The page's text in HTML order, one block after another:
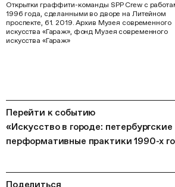
Открытки граффити-команды SPP Crew с
1996 года, сделанными во дворе на Литейном
проспекте, 61. 2019. Архив Музея современного
искусства «Гараж», фонд Музея современного
искусства «Гараж»
Перейти к событию
«Искусство в городе: петербургские
перформативные практики 1990-х
Поделиться